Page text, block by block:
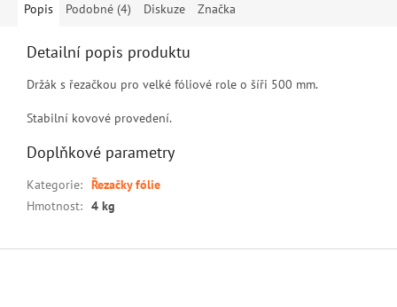
Popis Podobné (4) Diskuze Značka
Detailní popis produktu
Držák s řezačkou pro velké fóliové role o šíři 500 mm.
Stabilní kovové provedení.
Doplňkové parametry
Kategorie: Řezačky fólie
Hmotnost: 4 kg
Z